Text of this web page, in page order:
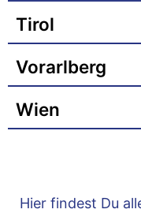
Tirol
Vorarlberg
Wien
Hier findest Du